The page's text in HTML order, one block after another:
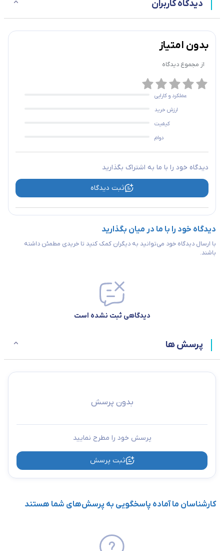
دیدگاه کاربران
بدون امتیاز
از مجموع دیدگاه
عملکرد و کارایی
ارزش خرید
کیفیت
دوام
دیدگاه خود را با ما به اشتراک بگذارید
ثبت دیدگاه
دیدگاه خود را با ما در میان بگذارید
با ارسال دیدگاه خود می‌توانید به دیگران کمک کنید تا خریدی مطمئن داشته
باشند.
دیدگاهی ثبت نشده است
پرسش ها
بدون پرسش
پرسش خود را مطرح نمایید
ثبت پرسش
کارشناسان ما آماده پاسخگویی به پرسش‌های شما هستند